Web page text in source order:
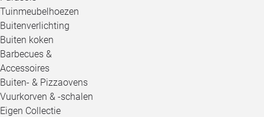
Tuinmeubelhoezen
Buitenverlichting
Buiten koken
Barbecues &
Accessoires
Buiten- & Pizzaovens
Vuurkorven & -schalen
Eigen Collectie